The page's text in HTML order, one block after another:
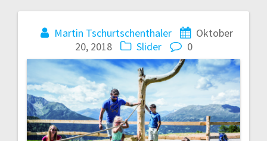
Martin Tschurtschenthaler
Oktober
20, 2018
Slider 0
Beitragsnavigation